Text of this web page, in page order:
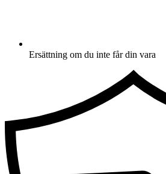
Ersättning om du inte får din vara